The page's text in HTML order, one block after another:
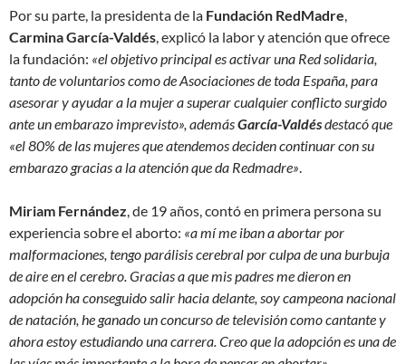
Por su parte, la presidenta de la Fundación RedMadre,
Carmina García-Valdés, explicó la labor y atención que ofrece
la fundación: «el objetivo principal es activar una Red solidaria,
tanto de voluntarios como de Asociaciones de toda España, para
asesorar y ayudar a la mujer a superar cualquier conflicto surgido
ante un embarazo imprevisto», ademásGarcía-Valdésdestacó que
«el 80% de las mujeres que atendemos deciden continuar con su
embarazo gracias a la atención que da Redmadre».
Miriam Fernández, de 19 años, contó en primera persona su
experiencia sobre el aborto: «a mí me iban a abortar por
malformaciones, tengo parálisis cerebral por culpa de una burbuja
de aire en el cerebro. Gracias a que mis padres me dieron en
adopción ha conseguido salir hacia delante, soy campeona nacional
de natación, he ganado un concurso de televisión como cantante y
ahora estoy estudiando una carrera. Creo que la adopción es una de